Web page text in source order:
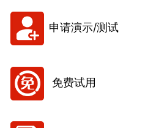
申请演示/测试
免费试用